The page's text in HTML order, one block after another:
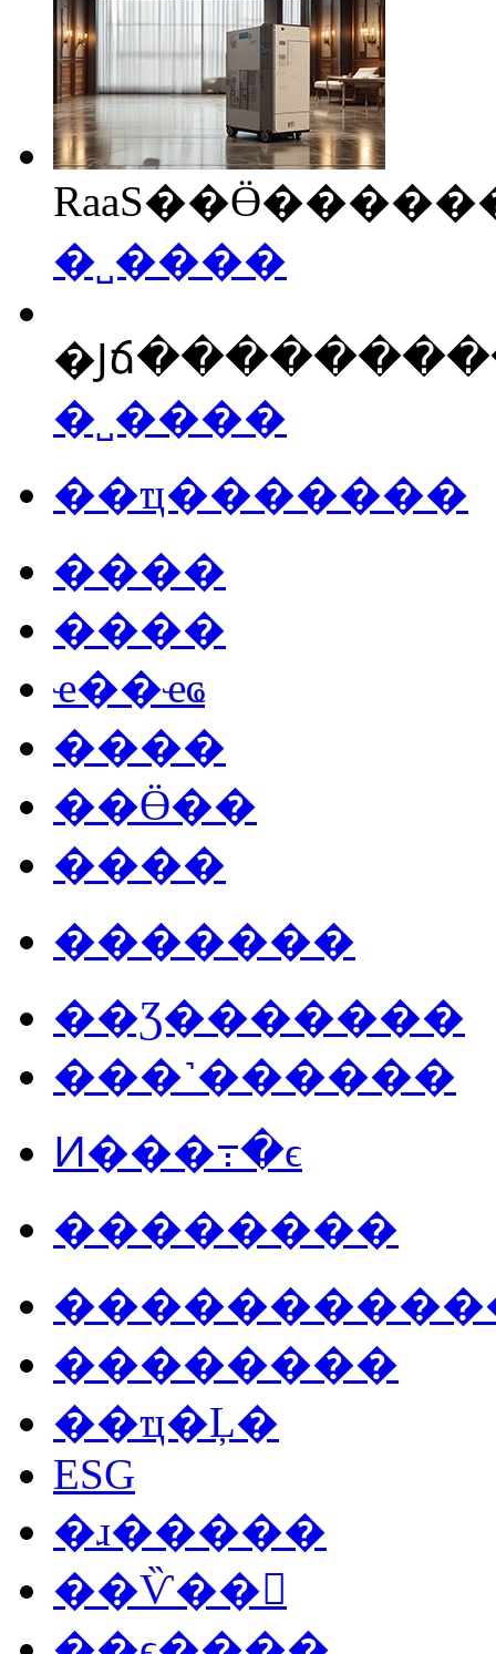
�˽����
�˽����
��ҵ�������
����
����
ҽ��ҽҩ
����
��Ӫ��
����
�������
��Ʒ�������
���˺������
Ͷ���߹�ϵ
��������
��������
��ҵ�Ļ�
ESG
�ɹ�����
��Ѷ��